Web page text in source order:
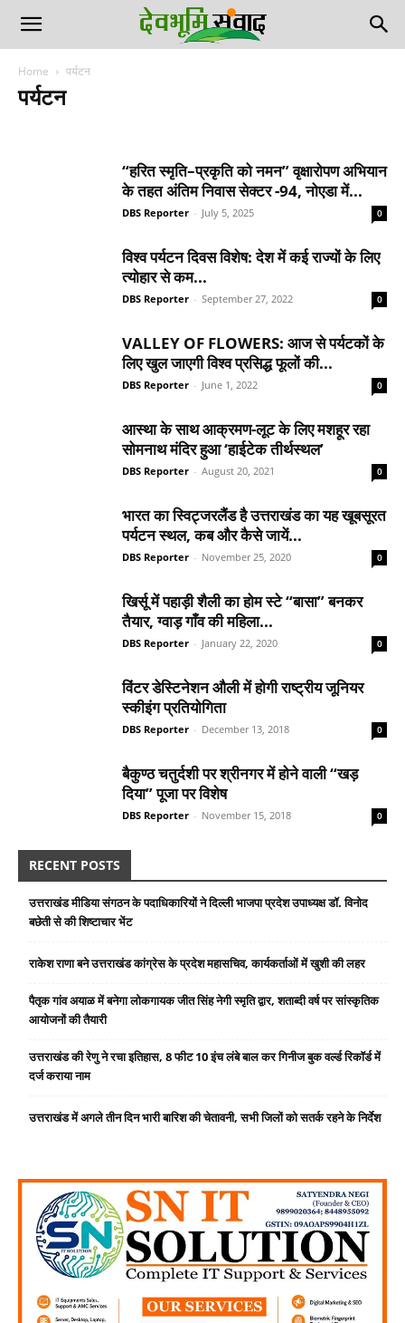
Home पर्यटन
पर्यटन
पर्यटन फोटो गैलरी मनोरंजन राजनीति
लाइफस्टाइल
हरिद्वार
“हरित स्मृति–प्रकृति को नमन” वृक्षारोपण अभियान
के तहत अंतिम निवास सेक्टर -94, नोएडा में...
DBS Reporter - July 5, 2025 0
विश्व पर्यटन दिवस विशेष: देश में कई राज्यों के लिए
त्योहार से कम...
DBS Reporter - September 27, 2022 0
VALLEY OF FLOWERS: आज से पर्यटकों के
लिए खुल जाएगी विश्व प्रसिद्ध फूलों की...
DBS Reporter - June 1, 2022 0
आस्था के साथ आक्रमण-लूट के लिए मशहूर रहा
सोमनाथ मंदिर हुआ ‘हाईटेक तीर्थस्थल’
DBS Reporter - August 20, 2021 0
भारत का स्विट्जरलैंड है उत्तराखंड का यह खूबसूरत
पर्यटन स्थल, कब और कैसे जायें...
DBS Reporter - November 25, 2020 0
खिर्सू में पहाड़ी शैली का होम स्टे “बासा” बनकर
तैयार, ग्वाड़ गाँव की महिला...
DBS Reporter - January 22, 2020 0
विंटर डेस्टिनेशन औली में होगी राष्ट्रीय जूनियर
स्कीइंग प्रतियोगिता
DBS Reporter - December 13, 2018 0
बैकुण्ठ चतुर्दशी पर श्रीनगर में होने वाली “खड़
दिया” पूजा पर विशेष
DBS Reporter - November 15, 2018 0
RECENT POSTS
उत्तराखंड मीडिया संगठन के पदाधिकारियों ने दिल्ली भाजपा प्रदेश उपाध्यक्ष डॉ. विनोद
बछेती से की शिष्टाचार भेंट
राकेश राणा बने उत्तराखंड कांग्रेस के प्रदेश महासचिव, कार्यकर्ताओं में खुशी की लहर
पैतृक गांव अयाळ में बनेगा लोकगायक जीत सिंह नेगी स्मृति द्वार, शताब्दी वर्ष पर सांस्कृतिक
आयोजनों की तैयारी
उत्तराखंड की रेणु ने रचा इतिहास, 8 फीट 10 इंच लंबे बाल कर गिनीज बुक वर्ल्ड रिकॉर्ड में
दर्ज कराया नाम
उत्तराखंड में अगले तीन दिन भारी बारिश की चेतावनी, सभी जिलों को सतर्क रहने के निर्देश